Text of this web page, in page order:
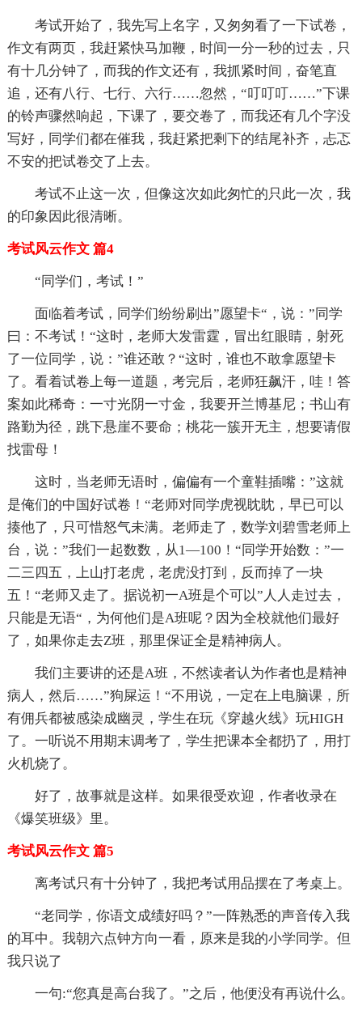
考试开始了，我先写上名字，又匆匆看了一下试卷，
作文有两页，我赶紧快马加鞭，时间一分一秒的过去，只
有十几分钟了，而我的作文还有，我抓紧时间，奋笔直
追，还有八行、七行、六行……忽然，“叮叮叮……”下课
的铃声骤然响起，下课了，要交卷了，而我还有几个字没
写好，同学们都在催我，我赶紧把剩下的结尾补齐，忐忑
不安的把试卷交了上去。
考试不止这一次，但像这次如此匆忙的只此一次，我
的印象因此很清晰。
考试风云作文 篇4
“同学们，考试！”
面临着考试，同学们纷纷刷出”愿望卡“，说：”同学
曰：不考试！“这时，老师大发雷霆，冒出红眼睛，射死
了一位同学，说：”谁还敢？“这时，谁也不敢拿愿望卡
了。看着试卷上每一道题，考完后，老师狂飙汗，哇！答
案如此稀奇：一寸光阴一寸金，我要开兰博基尼；书山有
路勤为径，跳下悬崖不要命；桃花一簇开无主，想要请假
找雷母！
这时，当老师无语时，偏偏有一个童鞋插嘴：”这就
是俺们的中国好试卷！“老师对同学虎视眈眈，早已可以
揍他了，只可惜怒气未满。老师走了，数学刘碧雪老师上
台，说：”我们一起数数，从1—100！“同学开始数：”一
二三四五，上山打老虎，老虎没打到，反而掉了一块
五！“老师又走了。据说初一A班是个可以”人人走过去，
只能是无语“，为何他们是A班呢？因为全校就他们最好
了，如果你走去Z班，那里保证全是精神病人。
我们主要讲的还是A班，不然读者认为作者也是精神
病人，然后……”狗屎运！“不用说，一定在上电脑课，所
有佣兵都被感染成幽灵，学生在玩《穿越火线》玩HIGH
了。一听说不用期末调考了，学生把课本全都扔了，用打
火机烧了。
好了，故事就是这样。如果很受欢迎，作者收录在
《爆笑班级》里。
考试风云作文 篇5
离考试只有十分钟了，我把考试用品摆在了考桌上。
“老同学，你语文成绩好吗？”一阵熟悉的声音传入我
的耳中。我朝六点钟方向一看，原来是我的小学同学。但
我只说了
一句:“您真是高台我了。”之后，他便没有再说什么。